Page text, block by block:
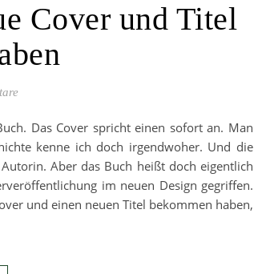
Cover und Titel
Das Cover spricht einen sofort an. Man
kenne ich doch irgendwoher. Und die
Aber das Buch heißt doch eigentlich
im neuen Design gegriffen.
und einen neuen Titel bekommen haben,